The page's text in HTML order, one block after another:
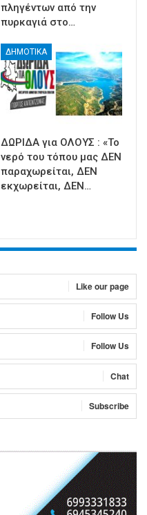
πληγέντων από την
πυρκαγιά στο…
ΔΗΜΟΤΙΚΑ
ΔΩΡΙΔΑ για ΟΛΟΥΣ : «Το
νερό του τόπου μας ΔΕΝ
παραχωρείται, ΔΕΝ
εκχωρείται, ΔΕΝ…
Like our page
Follow Us
Follow Us
Chat
Subscribe